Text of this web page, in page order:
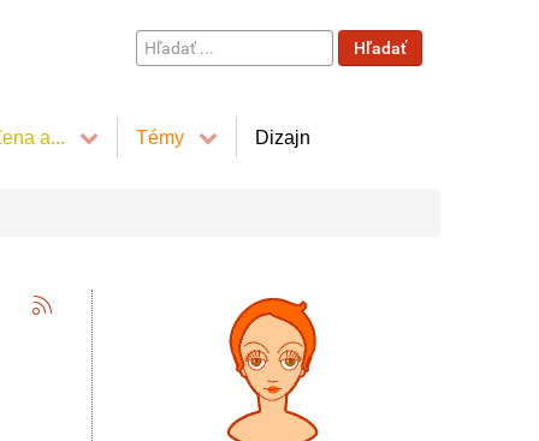
Hľadať
...
Hľadať
a... Témy Dizajn